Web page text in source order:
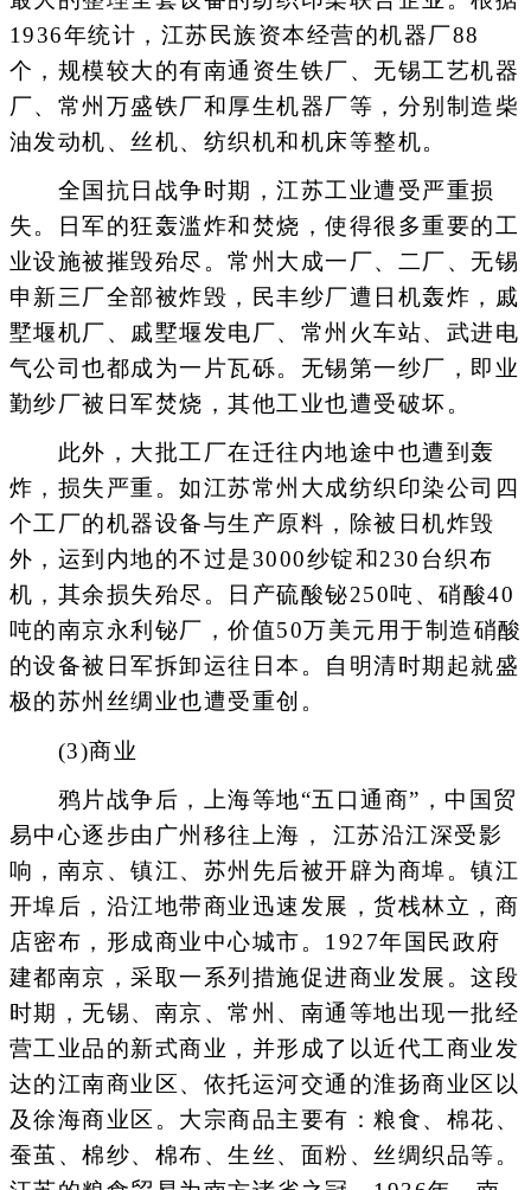
1936年统计，江苏民族资本经营的机器厂88
个，规模较大的有南通资生铁厂、无锡工艺机器
厂、常州万盛铁厂和厚生机器厂等，分别制造柴
油发动机、丝机、纺织机和机床等整机。
全国抗日战争时期，江苏工业遭受严重损
失。日军的狂轰滥炸和焚烧，使得很多重要的工
业设施被摧毁殆尽。常州大成一厂、二厂、无锡
申新三厂全部被炸毁，民丰纱厂遭日机轰炸，戚
墅堰机厂、戚墅堰发电厂、常州火车站、武进电
气公司也都成为一片瓦砾。无锡第一纱厂，即业
勤纱厂被日军焚烧，其他工业也遭受破坏。
此外，大批工厂在迁往内地途中也遭到轰
炸，损失严重。如江苏常州大成纺织印染公司四
个工厂的机器设备与生产原料，除被日机炸毁
外，运到内地的不过是3000纱锭和230台织布
机，其余损失殆尽。日产硫酸铋250吨、硝酸40
吨的南京永利铋厂，价值50万美元用于制造硝酸
的设备被日军拆卸运往日本。自明清时期起就盛
极的苏州丝绸业也遭受重创。
(3)商业
鸦片战争后，上海等地“五口通商”，中国贸
易中心逐步由广州移往上海， 江苏沿江深受影
响，南京、镇江、苏州先后被开辟为商埠。镇江
开埠后，沿江地带商业迅速发展，货栈林立，商
店密布，形成商业中心城市。1927年国民政府
建都南京，采取一系列措施促进商业发展。这段
时期，无锡、南京、常州、南通等地出现一批经
营工业品的新式商业，并形成了以近代工商业发
达的江南商业区、依托运河交通的淮扬商业区以
及徐海商业区。大宗商品主要有：粮食、棉花、
蚕茧、棉纱、棉布、生丝、面粉、丝绸织品等。